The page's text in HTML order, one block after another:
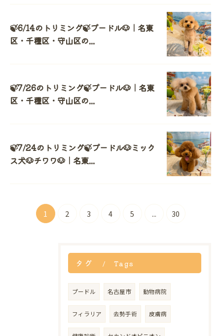
🍃6/14のトリミング🍃プードル🐶｜名東
区・千種区・守山区の...
🍃7/26のトリミング🍃プードル🐶｜名東
区・千種区・守山区の...
🍃7/24のトリミング🍃プードル🐶ミック
ス犬🐶チワワ🐶｜名東...
1 2 3 4 5 ... 30
タグ Tags
プードル 名古屋市 動物病院
フィラリア 去勢手術 皮膚病